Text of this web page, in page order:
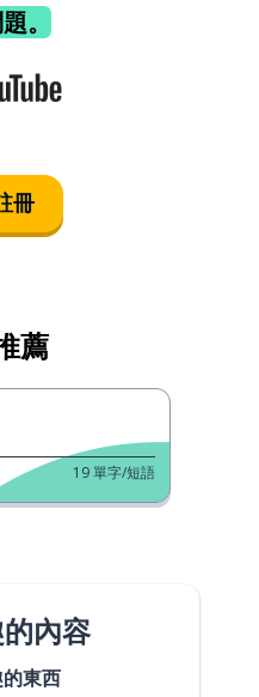
。
冊
薦
19單字/短語
內容
東西